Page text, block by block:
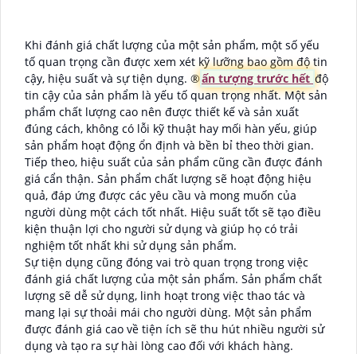
Khi đánh giá chất lượng của một sản phẩm, một số yếu
tố quan trọng cần được xem xét kỹ lưỡng bao gồm độ tin
cậy, hiệu suất và sự tiện dụng. ®️ấn tượng trước hết độ
tin cậy của sản phẩm là yếu tố quan trọng nhất. Một sản
phẩm chất lượng cao nên được thiết kế và sản xuất
đúng cách, không có lỗi kỹ thuật hay mối hàn yếu, giúp
sản phẩm hoạt động ổn định và bền bỉ theo thời gian.
Tiếp theo, hiệu suất của sản phẩm cũng cần được đánh
giá cẩn thận. Sản phẩm chất lượng sẽ hoạt động hiệu
quả, đáp ứng được các yêu cầu và mong muốn của
người dùng một cách tốt nhất. Hiệu suất tốt sẽ tạo điều
kiện thuận lợi cho người sử dụng và giúp họ có trải
nghiệm tốt nhất khi sử dụng sản phẩm.
Sự tiện dụng cũng đóng vai trò quan trọng trong việc
đánh giá chất lượng của một sản phẩm. Sản phẩm chất
lượng sẽ dễ sử dụng, linh hoạt trong việc thao tác và
mang lại sự thoải mái cho người dùng. Một sản phẩm
được đánh giá cao về tiện ích sẽ thu hút nhiều người sử
dụng và tạo ra sự hài lòng cao đối với khách hàng.